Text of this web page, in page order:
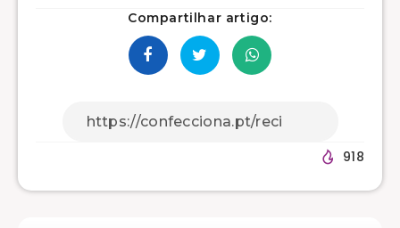
Compartilhar artigo:
918